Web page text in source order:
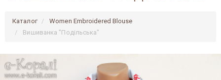
Каталог
Women Embroidered Blouse
Вишиванка "Подільська"
Previous